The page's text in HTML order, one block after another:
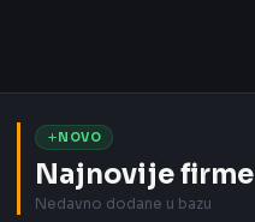
NOVO
Najnovije firme
Nedavno dodane u bazu